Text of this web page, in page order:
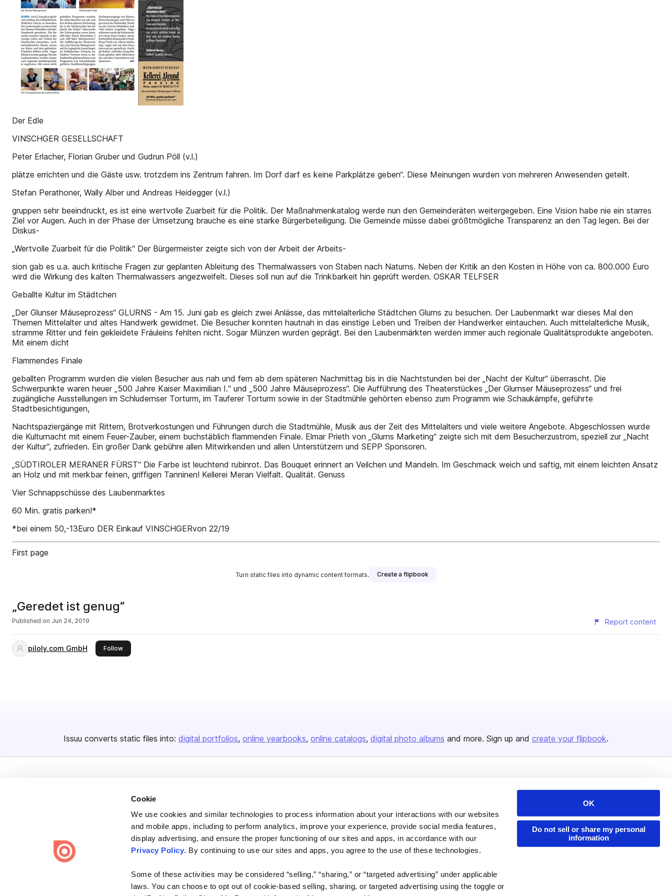
Cookie
We use cookies and similar technologies to process information about your interactions with our websites
and mobile apps, including to perform analytics, improve your experience, provide social media features,
display advertising, and ensure the proper functioning of our sites and apps, in accordance with our
Privacy Policy. By continuing to use our sites and apps, you agree to the use of these technologies.
Some of these activities may be considered “selling,” “sharing,” or “targeted advertising” under applicable
laws. You can choose to opt out of cookie-based selling, sharing, or targeted advertising using the toggle or
OK
Do not sell or share my personal
information
Der Edle
VINSCHGER GESELLSCHAFT
Peter Erlacher, Florian Gruber und Gudrun Pöll (v.l.)
plätze errichten und die Gäste usw. trotzdem ins Zentrum fahren. Im Dorf darf es keine Parkplätze geben“. Diese Meinungen wurden von mehreren Anwesenden geteilt.
Stefan Perathoner, Wally Alber und Andreas Heidegger (v.l.)
gruppen sehr beeindruckt, es ist eine wertvolle Zuarbeit für die Politik. Der Maßnahmenkatalog werde nun den Gemeinderäten weitergegeben. Eine Vision habe nie ein starres
Ziel vor Augen. Auch in der Phase der Umsetzung brauche es eine starke Bürgerbeteiligung. Die Gemeinde müsse dabei größtmögliche Transparenz an den Tag legen. Bei der
Diskus-
„Wertvolle Zuarbeit für die Politik“ Der Bürgermeister zeigte sich von der Arbeit der Arbeits-
sion gab es u.a. auch kritische Fragen zur geplanten Ableitung des Thermalwassers von Staben nach Naturns. Neben der Kritik an den Kosten in Höhe von ca. 800.000 Euro
wird die Wirkung des kalten Thermalwassers angezweifelt. Dieses soll nun auf die Trinkbarkeit hin geprüft werden. OSKAR TELFSER
Geballte Kultur im Städtchen
„Der Glunser Mäuseprozess“ GLURNS - Am 15. Juni gab es gleich zwei Anlässe, das mittelalterliche Städtchen Glurns zu besuchen. Der Laubenmarkt war dieses Mal den
Themen Mittelalter und altes Handwerk gewidmet. Die Besucher konnten hautnah in das einstige Leben und Treiben der Handwerker eintauchen. Auch mittelalterliche Musik,
stramme Ritter und fein gekleidete Fräuleins fehlten nicht. Sogar Münzen wurden geprägt. Bei den Laubenmärkten werden immer auch regionale Qualitätsprodukte angeboten.
Mit einem dicht
Flammendes Finale
geballten Programm wurden die vielen Besucher aus nah und fern ab dem späteren Nachmittag bis in die Nachtstunden bei der „Nacht der Kultur“ überrascht. Die
Schwerpunkte waren heuer „500 Jahre Kaiser Maximilian I.“ und „500 Jahre Mäuseprozess“. Die Aufführung des Theaterstückes „Der Glurnser Mäuseprozess“ und frei
zugängliche Ausstellungen im Schludernser Torturm, im Tauferer Torturm sowie in der Stadtmühle gehörten ebenso zum Programm wie Schaukämpfe, geführte
Stadtbesichtigungen,
Nachtspaziergänge mit Rittern, Brotverkostungen und Führungen durch die Stadtmühle, Musik aus der Zeit des Mittelalters und viele weitere Angebote. Abgeschlossen wurde
die Kulturnacht mit einem Feuer-Zauber, einem buchstäblich flammenden Finale. Elmar Prieth von „Glurns Marketing“ zeigte sich mit dem Besucherzustrom, speziell zur „Nacht
der Kultur“, zufrieden. Ein großer Dank gebühre allen Mitwirkenden und allen Unterstützern und SEPP Sponsoren.
„SÜDTIROLER MERANER FÜRST“ Die Farbe ist leuchtend rubinrot. Das Bouquet erinnert an Veilchen und Mandeln. Im Geschmack weich und saftig, mit einem leichten Ansatz
an Holz und mit merkbar feinen, griffigen Tanninen! Kellerei Meran Vielfalt. Qualität. Genuss
Vier Schnappschüsse des Laubenmarktes
60 Min. gratis parken!*
*bei einem 50,-13Euro DER Einkauf VINSCHGERvon 22/19
First page
Turn static files into dynamic content formats. Create a flipbook
„Geredet ist genug“
Published on Jun 24, 2019 Report content
piloly.com GmbH Followthis publisher
Issuu converts static files into: digital portfolios online yearbooks online catalogs digital photo albums and more. Sign up and create your flipbook.
Create once, share everywhere.
Issuu turns PDFs and other files into interactive flipbooks and
Careers
Plans & Pricing
Press
Features
Flipbook
Industries
Developers
Publisher Directory
Redeem Code